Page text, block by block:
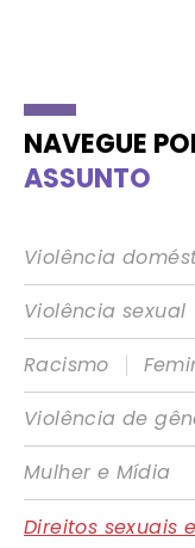
NAVEGUE
ASSUNTO
Violência
Violência sexual
Racismo
|
Violência de
Mulher e Mídia
Direitos sexuais